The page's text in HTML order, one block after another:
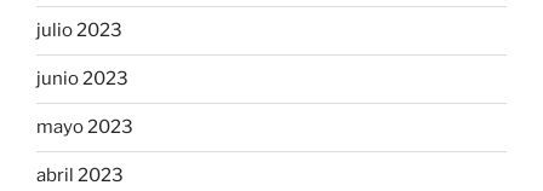
julio 2023
junio 2023
mayo 2023
abril 2023